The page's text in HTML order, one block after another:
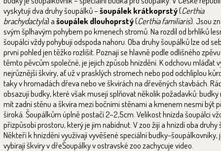
vyskytují dva druhy šoupálků –šoupálek krátkoprstý(Certhia
brachydactyla) ašoupálek dlouhoprstý(Certhia familiaris). Jsou
svým šplhavým pohybem po kmenech stromů. Na rozdíl od brhlíků
šoupálci vždy pohybují odspoda nahoru. Oba druhy šoupálků lze od
první pohled jen těžko rozlišit. Poznají se hlavně podle odlišného
těmto pěvcům společné, je jejich způsob hnízdění. K odchovu mláďat
nejrůznější škvíry, ať už v prasklých stromech nebo pod odchlíplou
taky v hromadách dřeva nebo ve škvírách na dřevěných stavbách.
obsazují budky, které však musejí splňovat několik požadavků: budky
mít zadní stěnu a škvíra mezi bočními stěnami a kmenem nesmí být
široká. Šoupálkům úplně postačí 2–2,5cm. Velikost hnízda šoupálci
přizpůsobí prostoru, který je jim nabídnut. V zoo žijí a hnízdí oba druhy
Někteří k hnízdění využívají vyvěšené speciální budky-šoupálkovníky,
vybírají škvíry v dřeŠoupálky v ostravské zoo zachycuje video.